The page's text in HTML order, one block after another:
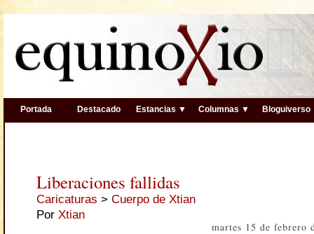
Portada Destacado Estancias ▼ Columnas ▼ Bloguiverso
Liberaciones fallidas
Caricaturas > Cuerpo de Xtian
Por Xtian
martes 15 de febrero